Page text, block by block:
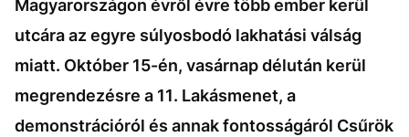
Magyarországon évről évre több ember kerül
utcára az egyre súlyosbodó lakhatási válság
miatt. Október 15-én, vasárnap délután kerül
megrendezésre a 11. Lakásmenet, a
demonstrációról és annak fontosságáról Csűrök